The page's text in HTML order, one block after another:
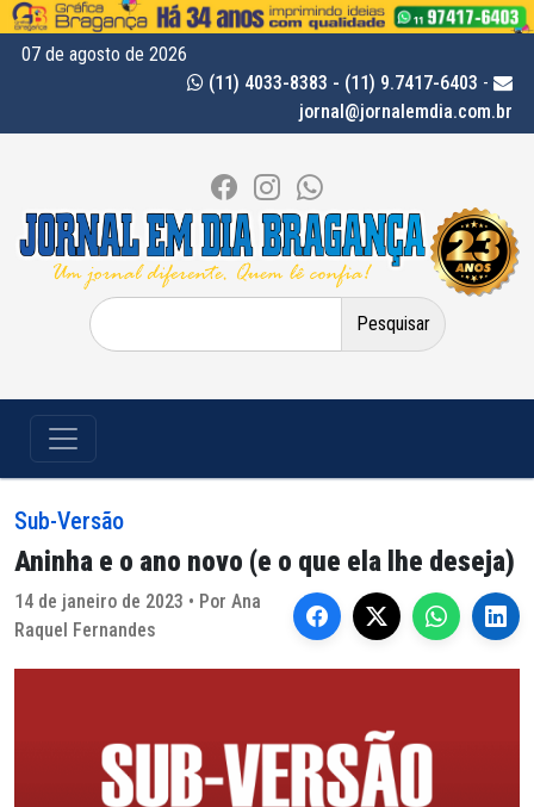
07 de agosto de 2026
(11) 4033-8383 - (11) 9.7417-6403 -
jornal@jornalemdia.com.br
Pesquisar
por:
Sub-Versão
Aninha e o ano novo (e o que ela lhe deseja)
14 de janeiro de 2023 • Por Ana
Raquel Fernandes